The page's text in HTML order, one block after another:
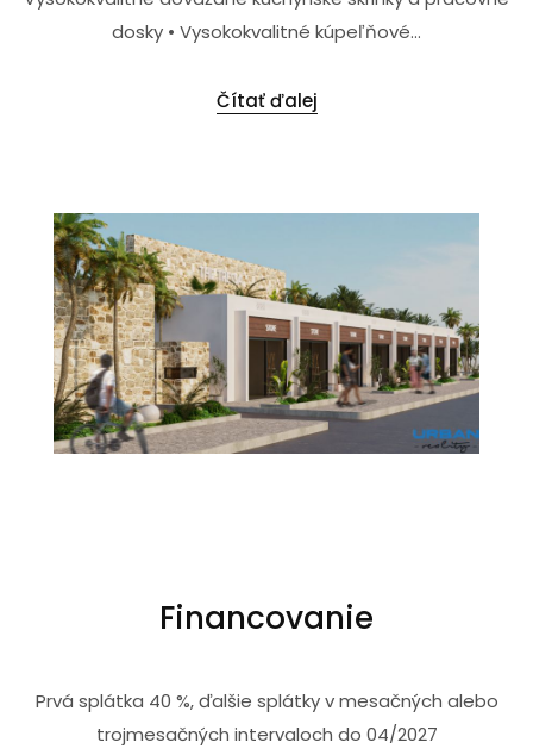
dosky • Vysokokvalitné kúpeľňové...
Čítať ďalej
Financovanie
Prvá splátka 40 %, ďalšie splátky v mesačných alebo
trojmesačných intervaloch do 04/2027